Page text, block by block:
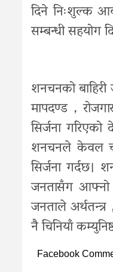
दिने निःशुल्क
सम्बन्धी सहयोग
शनचनको
मापदण्ड，
सिर्जना
शनचनले केवल
सिर्जना गर्दछ।
जनतासँग आफ्नो
जनताले
नै चिनियाँ
Facebook